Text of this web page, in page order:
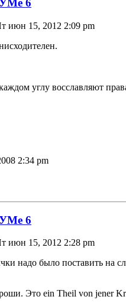
6
июн 15, 2012 2:09 pm
углу восславляют
2:34 pm
6
июн 15, 2012 2:28 pm
надо было поставить на
Это ein Theil von jener